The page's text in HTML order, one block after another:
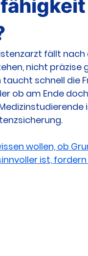
Krankheiten Schutz
fällt
nicht präzise
taucht schnell die
ob am Ende
wollen, ob
ist,